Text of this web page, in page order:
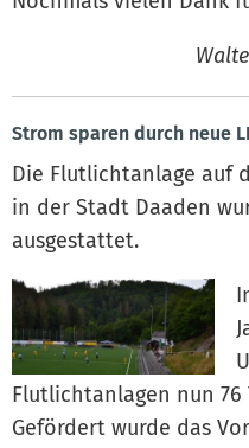
Strom sparen durch neue
Die Flutlichtanlage auf
in der Stadt Daaden
ausgestattet.
Flutlichtanlagen nun 76
Gefördert wurde das